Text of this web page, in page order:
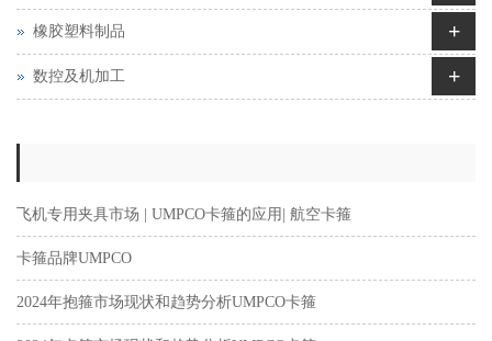
橡胶塑料制品 +
数控及机加工 +
飞机专用夹具市场 | UMPCO卡箍的应用| 航空卡箍
卡箍品牌UMPCO
2024年抱箍市场现状和趋势分析UMPCO卡箍